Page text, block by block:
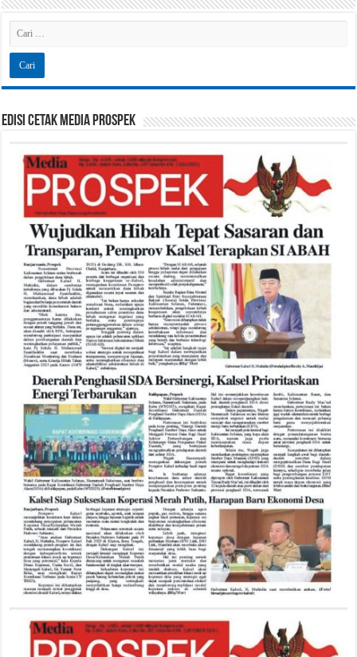
Edisi Cetak Media Prospek